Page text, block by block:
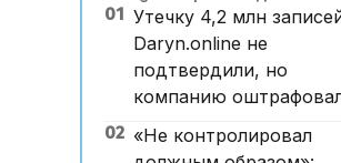
иегерлерінің тізімі
75 мыңнан астам талапкер
тегін білім алады
Ұлттық валютаны
01 Утечку 4,2 млн
Daryn.online не
подтвердили, но
компанию
02 «Не контролировал